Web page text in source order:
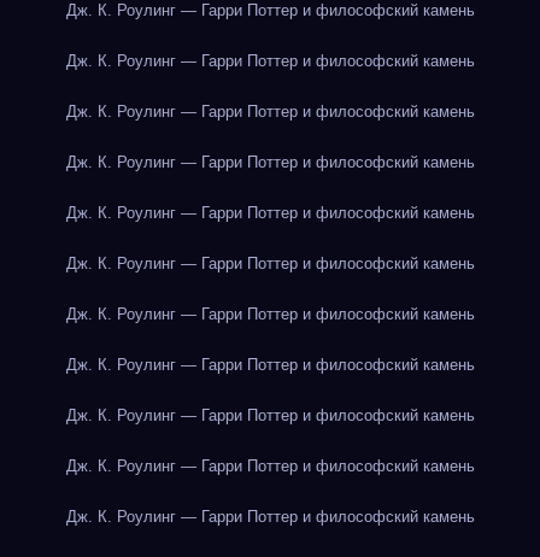
Дж. К. Роулинг — Гарри Поттер и философский камень
Дж. К. Роулинг — Гарри Поттер и философский камень
Дж. К. Роулинг — Гарри Поттер и философский камень
Дж. К. Роулинг — Гарри Поттер и философский камень
Дж. К. Роулинг — Гарри Поттер и философский камень
Дж. К. Роулинг — Гарри Поттер и философский камень
Дж. К. Роулинг — Гарри Поттер и философский камень
Дж. К. Роулинг — Гарри Поттер и философский камень
Дж. К. Роулинг — Гарри Поттер и философский камень
Дж. К. Роулинг — Гарри Поттер и философский камень
Дж. К. Роулинг — Гарри Поттер и философский камень